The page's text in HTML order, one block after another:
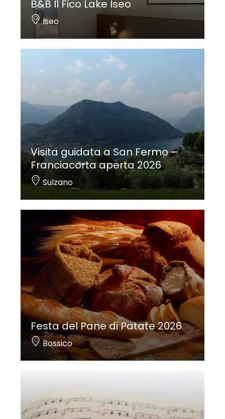
B&B Il Fico Lake Iseo
Iseo
Visita guidata a San Fermo –
Franciacorta aperta 2026
Sulzano
Festa del Pane di Patate 2026
Bossico